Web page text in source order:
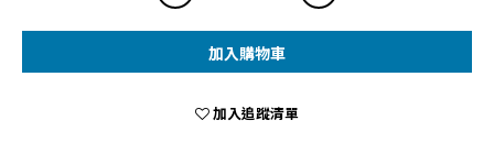
加入購物車
加入追蹤清單